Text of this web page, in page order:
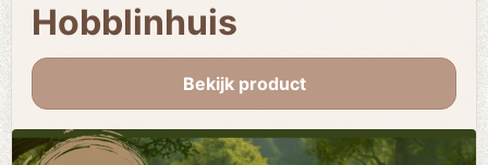
Hobblinhuis
Bekijk product